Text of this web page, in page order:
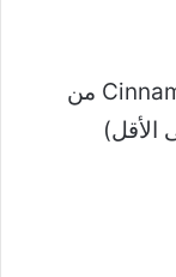
(إصدار Cinnamon من